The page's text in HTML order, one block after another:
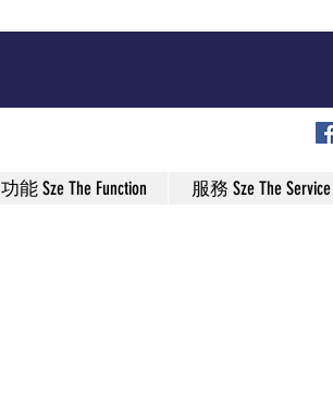
功能 Sze The Function 服務 Sze The Service